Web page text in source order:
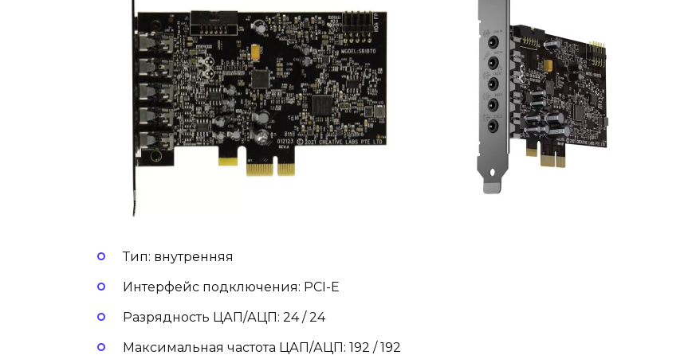
Тип: внутренняя
Интерфейс подключения: PCI-E
Разрядность ЦАП/АЦП: 24 / 24
Максимальная частота ЦАП/АЦП: 192 / 192